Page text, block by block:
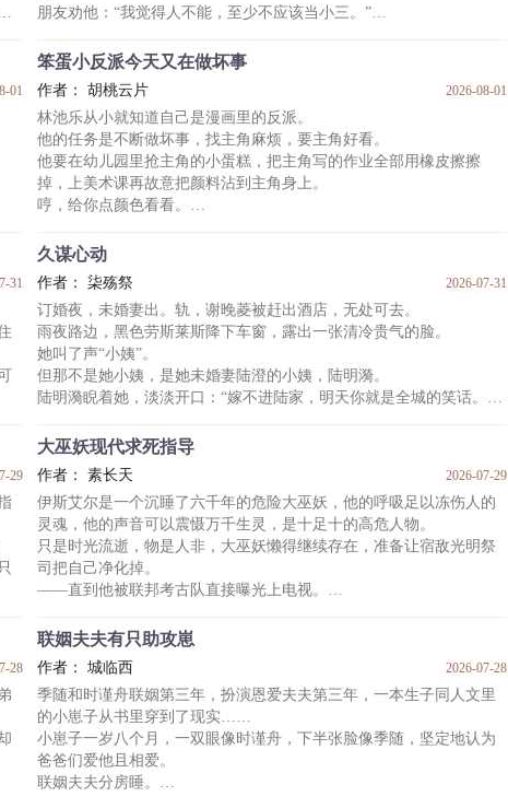
朋友劝他：“我觉得人不能，至少不应该当小三。”
-
林响住在云南小镇上。
遇到沈青杉的那天晚上是星回节，颂火祈愿的日子。
那是记忆中，林响第一次见到沈青杉。但对沈青杉来说，却是第二次
见到林响。
在沈青杉的印象里，林响听不见声音，也不会说话，却会拉着他的袖
子，小声地喊哥。
和以前不同的是，林
01
笨蛋小反派今天又在做坏事
作者： 胡桃云片 2026-08-01
林池乐从小就知道自己是漫画里的反派。
他的任务是不断做坏事，找主角麻烦，要主角好看。
他要在幼儿园里抢主角的小蛋糕，把主角写的作业全部用橡皮擦擦
掉，上美术课再故意把颜料沾到主角身上。
哼，给你点颜色看看。
林池乐从衣兜里摸出一把玩具小枪，对着主角“biu~”打出一颗泡沫球子
弹。
然后林池乐的玩具枪被主角狠狠折断了。
林池乐：“……”
林池乐：“哇啊啊呜呜呜呜呜——”
后来林池乐还是吃到了主角的小蛋糕，主角为了让他不哭，塞进他嘴
里的。
·
林池乐
31
久谋心动
作者： 柒殇祭 2026-07-31
订婚夜，未婚妻出。轨，谢晚菱被赶出酒店，无处可去。
雨夜路边，黑色劳斯莱斯降下车窗，露出一张清冷贵气的脸。
她叫了声“小姨”。
但那不是她小姨，是她未婚妻陆澄的小姨，陆明漪。
陆明漪睨着她，淡淡开口：“嫁不进陆家，明天你就是全城的笑话。”
她通红着眼，车里的女人走下来，冰冷指尖抚过她眼尾。
“陆家未婚的人不止陆澄。”
“还有你面前这个。”
*
陆明漪在港城翻手云雨，积威深重，就算谢晚菱对她有过救命之恩，
也不敢造次。
她只当和陆明漪
29
大巫妖现代求死指导
作者： 素长天 2026-07-29
伊斯艾尔是一个沉睡了六千年的危险大巫妖，他的呼吸足以冻伤人的
灵魂，他的声音可以震慑万千生灵，是十足十的高危人物。
只是时光流逝，物是人非，大巫妖懒得继续存在，准备让宿敌光明祭
司把自己净化掉。
——直到他被联邦考古队直接曝光上电视。
镶满宝石，他的魂火阴森恐怖，这可是当代社会见所未见的古代巫
妖，十分具有学术价值啊！
某位光明祭司：呜呜，这位巫妖有着丰富的知识，过人的阅历，而且
性格温文尔雅，实在是我们光明圣殿的座上宾啊！
路过的小朋友
28
联姻夫夫有只助攻崽
作者： 城临西 2026-07-28
季随和时谨舟联姻第三年，扮演恩爱夫夫第三年，一本生子同人文里
的小崽子从书里穿到了现实……
小崽子一岁八个月，一双眼像时谨舟，下半张脸像季随，坚定地认为
爸爸们爱他且相爱。
联姻夫夫分房睡。